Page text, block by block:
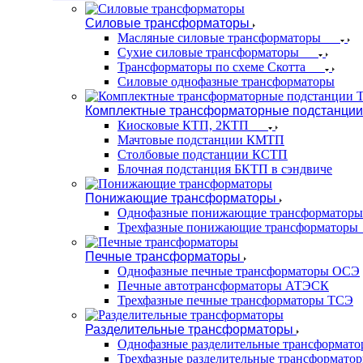
Силовые трансформаторы
Масляные силовые трансформаторы
Сухие силовые трансформаторы
Трансформаторы по схеме Скотта
Силовые однофазные трансформаторы
Комплектные трансформаторные
Киосковые КТП, 2КТП
Мачтовые подстанции КМТП
Столбовые подстанции КСТП
Блочная подстанция БКТП в сэндвиче
Понижающие трансформаторы
Однофазные понижающие трансформаторы
Трехфазные понижающие трансформаторы
Печные трансформаторы
Однофазные печные трансформаторы ОСЭ
Печные автотрансформаторы АТЭСК
Трехфазные печные трансформаторы ТСЭ
Разделительные трансформаторы
Однофазные разделительные
Трехфазные разделительные